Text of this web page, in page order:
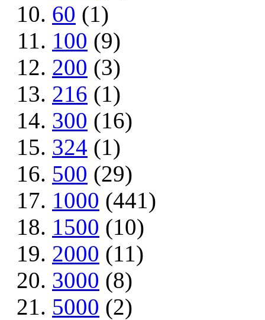
60 (1)
100 (9)
200 (3)
216 (1)
300 (16)
324 (1)
500 (29)
1000 (441)
1500 (10)
2000 (11)
3000 (8)
5000 (2)